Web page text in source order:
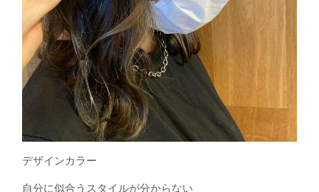
デザインカラー️
︎自分に似合うスタイルが分からない